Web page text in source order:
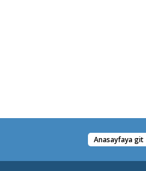
Anasayfaya git